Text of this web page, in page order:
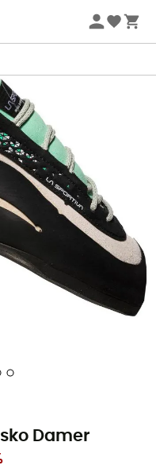
Damer
Balance
mere
Børn
Dunjakker
Hansen Jakker